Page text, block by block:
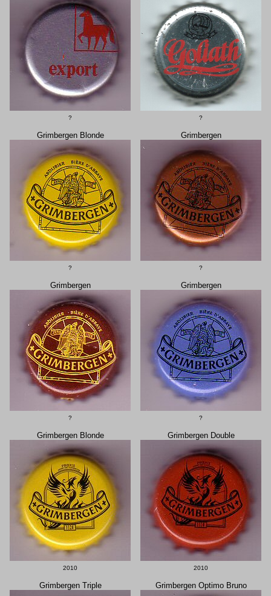
? ?
Grimbergen Blonde
?
Grimbergen
?
Grimbergen
?
Grimbergen
?
Grimbergen Blonde
2010
Grimbergen Double
2010
Grimbergen Triple Grimbergen Optimo Bruno